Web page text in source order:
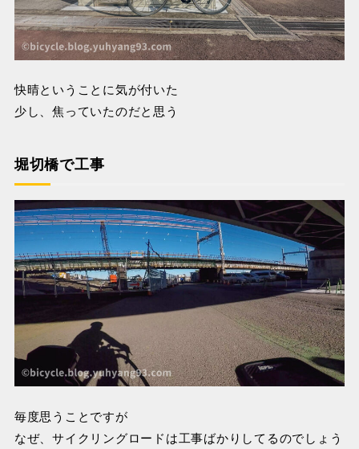
快晴ということに気が付いた
少し、焦っていたのだと思う
堀切橋で工事
毎度思うことですが
なぜ、サイクリングロードは工事ばかりしてるのでしょう